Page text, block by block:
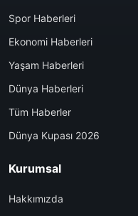
Spor Haberleri
Ekonomi Haberleri
Yaşam Haberleri
Dünya Haberleri
Tüm Haberler
Dünya Kupası 2026
Kurumsal
Hakkımızda